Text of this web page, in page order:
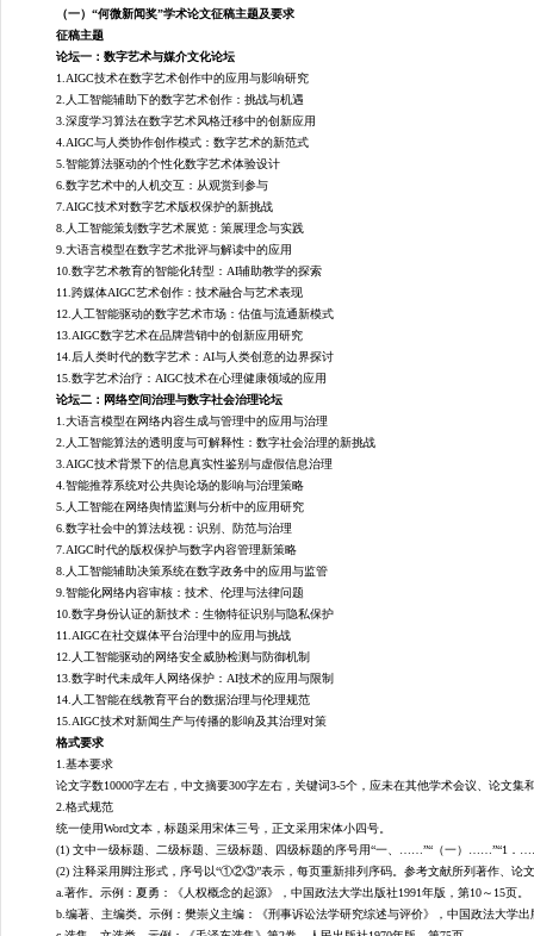
（一） “何微新闻奖”学术论文征稿主题及要求
征稿主题
论坛一：数字艺术与媒介文化论坛
1.AIGC技术在数字艺术创作中的应用与影响研究
2.人工智能辅助下的数字艺术创作：挑战与机遇
3.深度学习算法在数字艺术风格迁移中的创新应用
4.AIGC与人类协作创作模式：数字艺术的新范式
5.智能算法驱动的个性化数字艺术体验设计
6.数字艺术中的人机交互：从观赏到参与
7.AIGC技术对数字艺术版权保护的新挑战
8.人工智能策划数字艺术展览：策展理念与实践
9.大语言模型在数字艺术批评与解读中的应用
10.数字艺术教育的智能化转型：AI辅助教学的探索
11.跨媒体AIGC艺术创作：技术融合与艺术表现
12.人工智能驱动的数字艺术市场：估值与流通新模式
13.AIGC数字艺术在品牌营销中的创新应用研究
14.后人类时代的数字艺术：AI与人类创意的边界探讨
15.数字艺术治疗：AIGC技术在心理健康领域的应用
论坛二：网络空间治理与数字社会治理论坛
1.大语言模型在网络内容生成与管理中的应用与治理
2.人工智能算法的透明度与可解释性：数字社会治理的新挑战
3.AIGC技术背景下的信息真实性鉴别与虚假信息治理
4.智能推荐系统对公共舆论场的影响与治理策略
5.人工智能在网络舆情监测与分析中的应用研究
6.数字社会中的算法歧视：识别、防范与治理
7.AIGC时代的版权保护与数字内容管理新策略
8.人工智能辅助决策系统在数字政务中的应用与监管
9.智能化网络内容审核：技术、伦理与法律问题
10.数字身份认证的新技术：生物特征识别与隐私保护
11.AIGC在社交媒体平台治理中的应用与挑战
12.人工智能驱动的网络安全威胁检测与防御机制
13.数字时代未成年人网络保护：AI技术的应用与限制
14.人工智能在线教育平台的数据治理与伦理规范
15.AIGC技术对新闻生产与传播的影响及其治理对策
格式要求
1.基本要求
论文字数10000字左右，中文摘要300字左右，关键词3-5个， 应未在其他学术会议、论文集
2.格式规范
统一使用Word文本，标题采用宋体三号，正文采用宋体小四号。
(1) 文中一级标题、二级标题、三级标题、四级标题的序号用“一、……”“（一）……”“1．
(2) 注释采用脚注形式，序号以“①②③”表示，每页重新排列序码。参考文献所列著作、论文
a.著作。示例：夏勇：《人权概念的起源》，中国政法大学出版社1991年版，第10～15页。
b.编著、主编类。示例：樊崇义主编：《刑事诉讼法学研究综述与评价》，中国政法大学出